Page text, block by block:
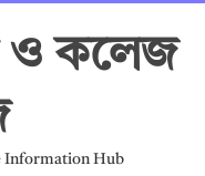
ও কলেজ
Information Hub